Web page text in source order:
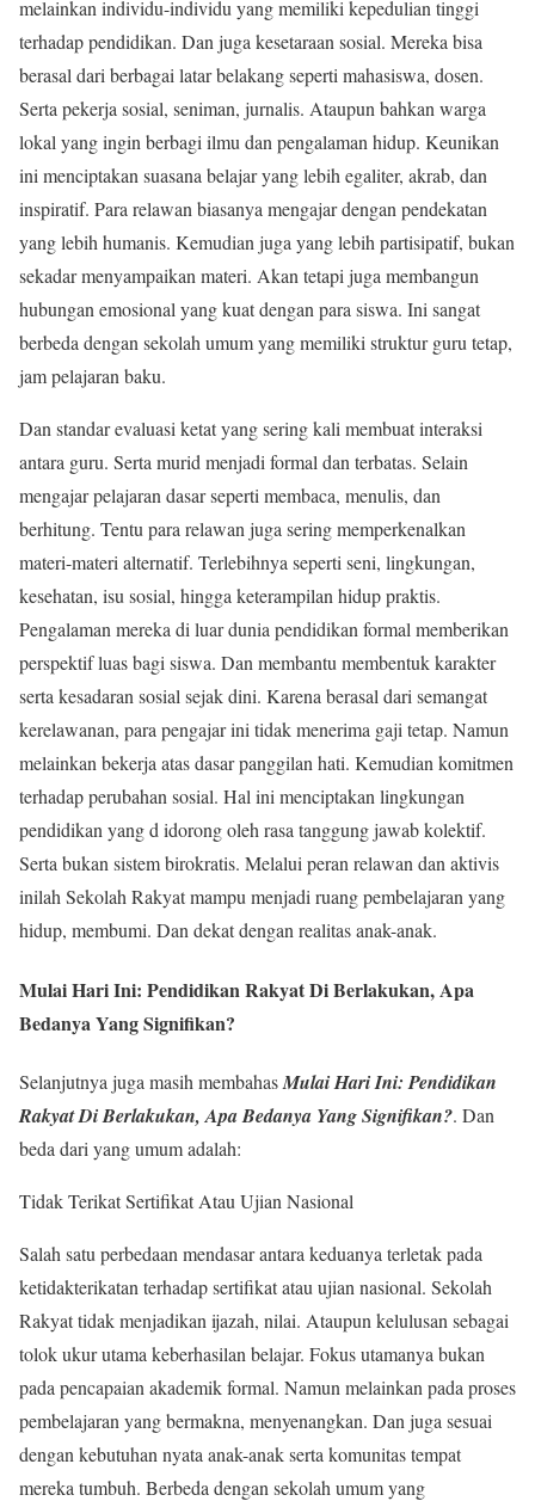
melainkan individu-individu yang memiliki kepedulian tinggi
terhadap pendidikan. Dan juga kesetaraan sosial. Mereka bisa
berasal dari berbagai latar belakang seperti mahasiswa, dosen.
Serta pekerja sosial, seniman, jurnalis. Ataupun bahkan warga
lokal yang ingin berbagi ilmu dan pengalaman hidup. Keunikan
ini menciptakan suasana belajar yang lebih egaliter, akrab, dan
inspiratif. Para relawan biasanya mengajar dengan pendekatan
yang lebih humanis. Kemudian juga yang lebih partisipatif, bukan
sekadar menyampaikan materi. Akan tetapi juga membangun
hubungan emosional yang kuat dengan para siswa. Ini sangat
berbeda dengan sekolah umum yang memiliki struktur guru tetap,
jam pelajaran baku.
Dan standar evaluasi ketat yang sering kali membuat interaksi
antara guru. Serta murid menjadi formal dan terbatas. Selain
mengajar pelajaran dasar seperti membaca, menulis, dan
berhitung. Tentu para relawan juga sering memperkenalkan
materi-materi alternatif. Terlebihnya seperti seni, lingkungan,
kesehatan, isu sosial, hingga keterampilan hidup praktis.
Pengalaman mereka di luar dunia pendidikan formal memberikan
perspektif luas bagi siswa. Dan membantu membentuk karakter
serta kesadaran sosial sejak dini. Karena berasal dari semangat
kerelawanan, para pengajar ini tidak menerima gaji tetap. Namun
melainkan bekerja atas dasar panggilan hati. Kemudian komitmen
terhadap perubahan sosial. Hal ini menciptakan lingkungan
pendidikan yang d idorong oleh rasa tanggung jawab kolektif.
Serta bukan sistem birokratis. Melalui peran relawan dan aktivis
inilah Sekolah Rakyat mampu menjadi ruang pembelajaran yang
hidup, membumi. Dan dekat dengan realitas anak-anak.
Mulai Hari Ini: Pendidikan Rakyat Di Berlakukan, Apa
Bedanya Yang Signifikan?
Selanjutnya juga masih membahasMulai Hari Ini: Pendidikan
Rakyat Di Berlakukan, Apa Bedanya Yang Signifikan?. Dan
beda dari yang umum adalah:
Tidak Terikat Sertifikat Atau Ujian Nasional
Salah satu perbedaan mendasar antara keduanya terletak pada
ketidakterikatan terhadap sertifikat atau ujian nasional. Sekolah
Rakyat tidak menjadikan ijazah, nilai. Ataupun kelulusan sebagai
tolok ukur utama keberhasilan belajar. Fokus utamanya bukan
pada pencapaian akademik formal. Namun melainkan pada proses
pembelajaran yang bermakna, menyenangkan. Dan juga sesuai
dengan kebutuhan nyata anak-anak serta komunitas tempat
mereka tumbuh. Berbeda dengan sekolah umum yang